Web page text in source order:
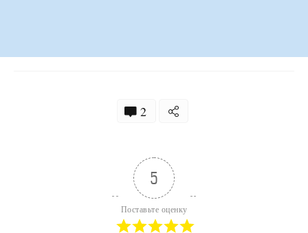
2
5
Поставьте оценку